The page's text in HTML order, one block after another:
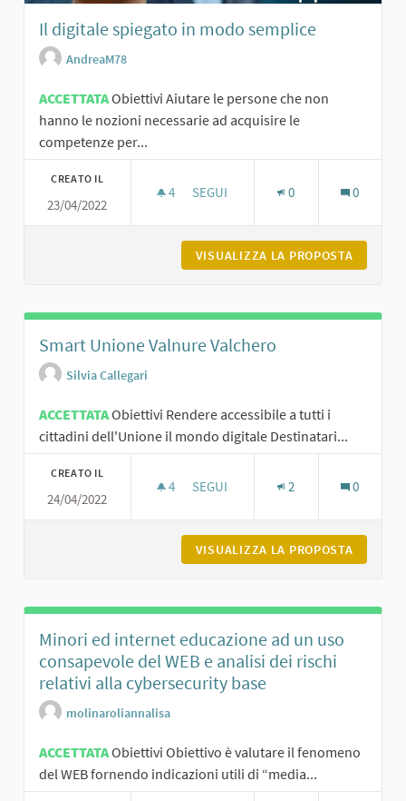
Il digitale spiegato in modo semplice
AndreaM78
ACCETTATAObiettivi Aiutare le persone che non
hanno le nozioni necessarie ad acquisire le
competenze per...
CREATO IL
23/04/2022
4 4 SOSTENITORI
SEGUI 0 0
VISUALIZZA LA PROPOSTA
Smart Unione Valnure Valchero
Silvia Callegari
ACCETTATAObiettivi Rendere accessibile a tutti i
cittadini dell'Unione il mondo digitale Destinatari...
CREATO IL
24/04/2022
4 4 SOSTENITORI
SEGUI 2 0
VISUALIZZA LA PROPOSTA
Minori ed internet educazione ad un uso
consapevole del WEB e analisi dei rischi
relativi alla cybersecurity base
molinaroliannalisa
ACCETTATAObiettivi Obiettivo è valutare il fenomeno
del WEB fornendo indicazioni utili di “media...